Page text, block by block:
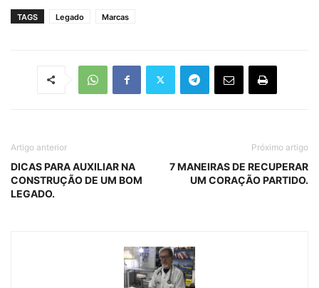
TAGS Legado Marcas
Artigo anterior
DICAS PARA AUXILIAR NA
CONSTRUÇÃO DE UM BOM
LEGADO.
Próximo artigo
7 MANEIRAS DE RECUPERAR
UM CORAÇÃO PARTIDO.